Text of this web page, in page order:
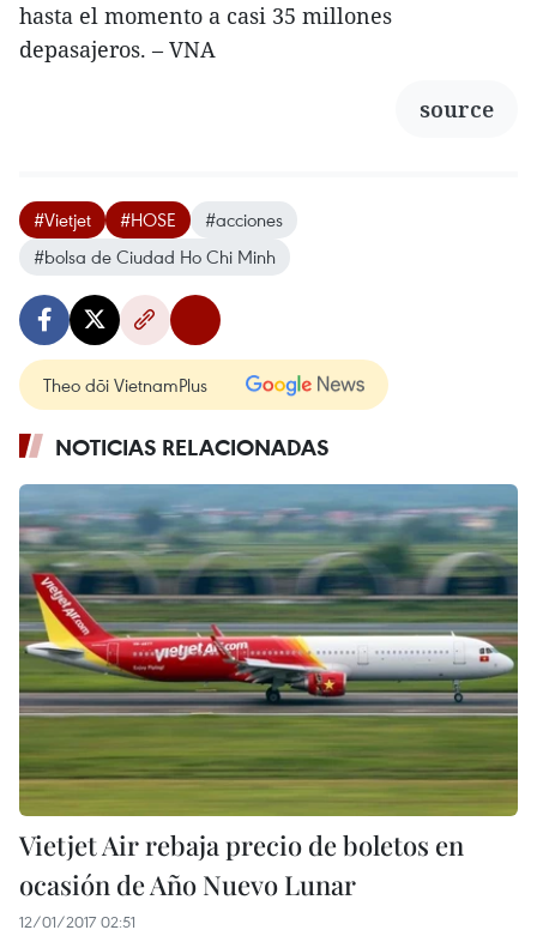
hasta el momento a casi 35 millones
depasajeros. – VNA
source
#Vietjet #HOSE
#acciones
#bolsa de Ciudad Ho Chi Minh
Theo dõi VietnamPlus
NOTICIAS RELACIONADAS
Vietjet Air rebaja precio de boletos en
ocasión de Año Nuevo Lunar
12/01/2017 02:51